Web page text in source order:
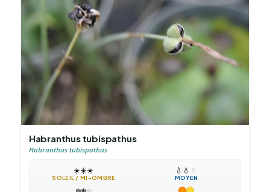
Habranthus tubispathus
Habranthus tubispathus
☀️☀️☀️
SOLEIL / MI-OMBRE
💧 💧 💧
MOYEN